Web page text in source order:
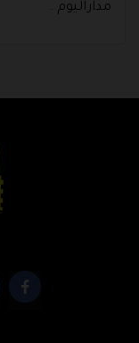
مداراليوم .